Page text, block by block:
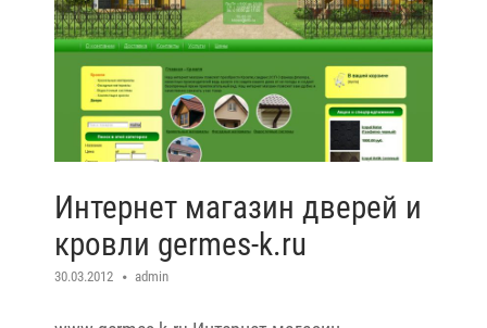
Интернет магазин дверей и
кровли germes-k.ru
30.03.2012 admin